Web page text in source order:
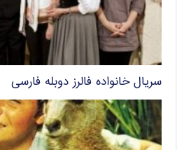
سریال خانواده فالرز دوبله فارسی